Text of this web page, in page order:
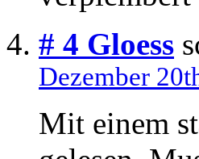
# 4 Gloess
Dezember
Mit einem